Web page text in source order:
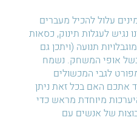
עלול להכיל מעברים
נגיש לעגלות תינוק, כסאות
תנועה (ויתכן גם
בשל אופי המשחק. נשמח
לגבי המכשולים
אתכם האם בכל זאת ניתן
מיוחדת מראש כדי
של אנשים עם